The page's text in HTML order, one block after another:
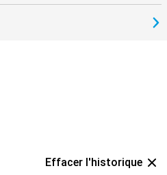
Effacer l'historique